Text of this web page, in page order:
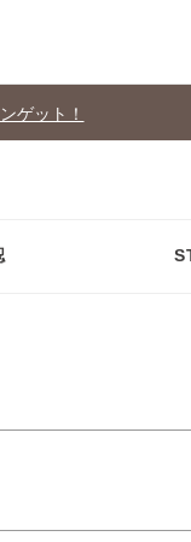
ゲット！